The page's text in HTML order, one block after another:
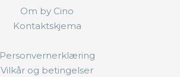
Om by Cino
Kontaktskjema
Personvernerklæring
Vilkår og betingelser